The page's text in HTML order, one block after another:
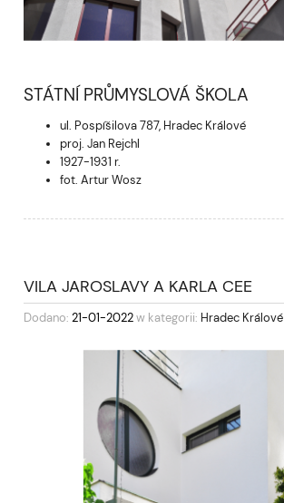
STÁTNÍ PRŮMYSLOVÁ ŠKOLA
ul. Pospíšilova 787, Hradec Králové
proj. Jan Rejchl
1927-1931 r.
fot. Artur Wosz
VILA JAROSLAVY A KARLA CEE
Dodano: 21-01-2022w kategorii: Hradec Králové